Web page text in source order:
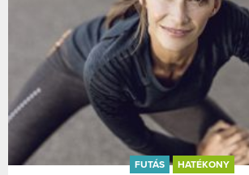
FUTÁS HATÉKONY